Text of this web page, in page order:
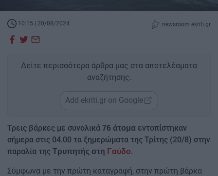
10:15 | 20/08/2024 newsroom ekriti.gr
Δείτε περισσότερα άρθρα μας στα αποτελέσματα
αναζήτησης.
Add ekriti.gr on Google
Τρεις βάρκες με συνολικά 76 άτομα εντοπίστηκαν
σήμερα στις 04.00 τα ξημερώματα της Τρίτης (20/8) στην
παραλία της Τρυπητής στη Γαύδο.
Σύμφωνα με την πρώτη καταγραφή, στην πρώτη βάρκα